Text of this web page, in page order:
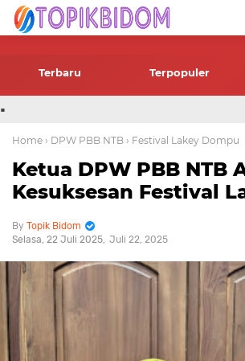
-->
Terbaru Terpopuler
.
Home › DPW PBB NTB › Festival Lakey Dompu
Ketua DPW PBB NTB
Kesuksesan Festival
Topik Bidom
Selasa, 22 Juli 2025 Juli 22, 2025